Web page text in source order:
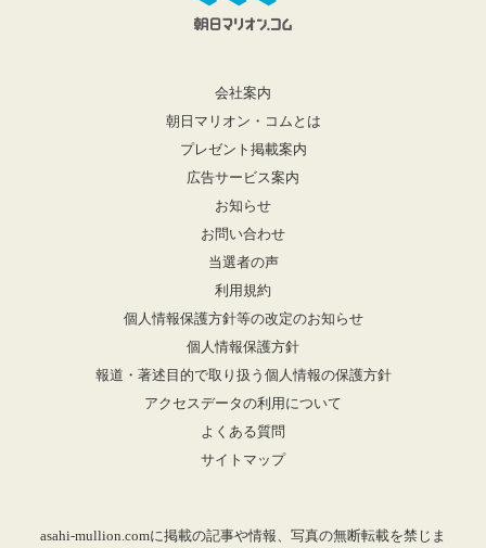
会社案内
朝日マリオン・コムとは
プレゼント掲載案内
広告サービス案内
お知らせ
お問い合わせ
当選者の声
利用規約
個人情報保護方針等の改定のお知らせ
個人情報保護方針
報道・著述目的で取り扱う個人情報の保護方針
アクセスデータの利用について
よくある質問
サイトマップ
asahi-mullion.comに掲載の記事や情報、写真の無断転載を禁じま